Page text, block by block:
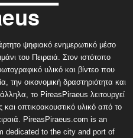
ψηφιακό ενημερωτικό μέσο
του Πειραιά. Στον ιστότοπο
υλικό και βίντεο που
την οικονομική δραστηριότητα και
το PireasPiraeus λειτουργεί
οπτικοακουστικό υλικό από το
PireasPiraeus.com is an
dedicated to the city and port of